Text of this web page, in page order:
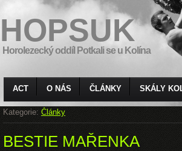
HOPSUK
Horolezecký oddíl Potkali se u Kolína
ACT O NÁS ČLÁNKY SKÁLY
Kategorie: Články
BESTIE MAŘENKA